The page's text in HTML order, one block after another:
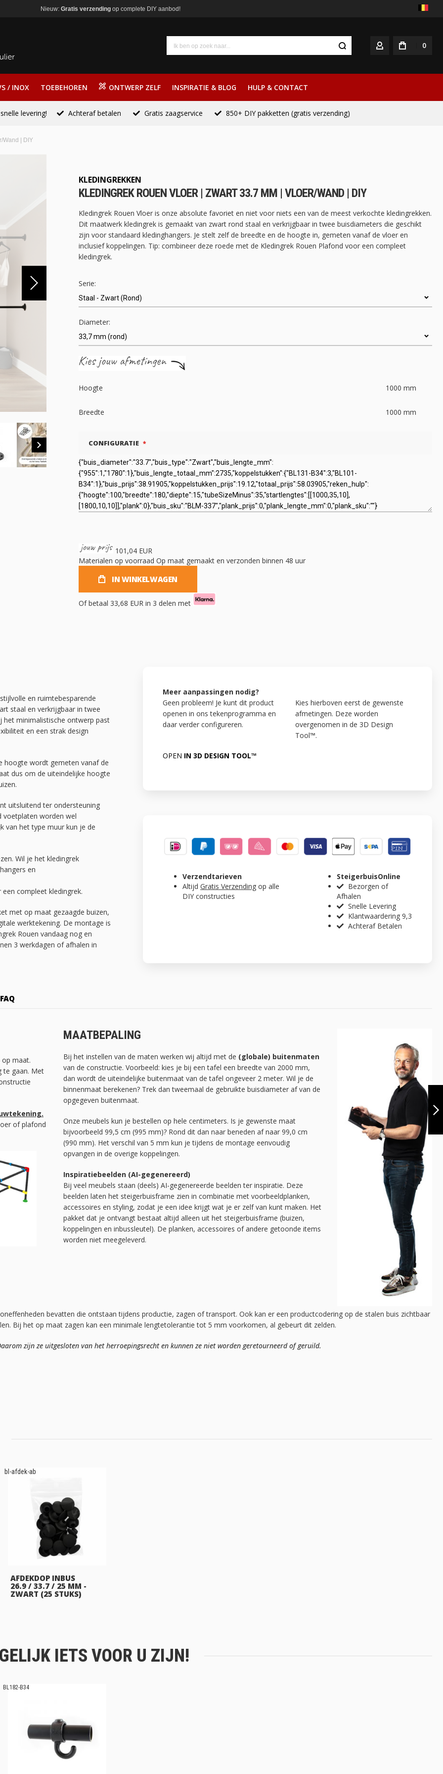
Nieuw: Gratis verzendingop complete DIY aanbod!
ACCOUNT 0
/ INOX TOEBEHOREN ONTWERP ZELF INSPIRATIE & BLOG HULP & CONTACT
levering! Achteraf betalen Gratis zaagservice 850+ DIY pakketten (gratis verzending)
Wand | DIY
KLEDINGREK
ROUEN VLOER
DUO |
ALUMINIUM
ZWART 33.7 MM |
VLOER/WAND |
DIY
VOLGENDE
KLEDINGREKKEN
KLEDINGREK ROUEN VLOER | ZWART 33.7 MM | VLOER/WAND | DIY
Kledingrek Rouen Vloer is onze absolute favoriet en niet voor niets een van de meest verkochte kledingrekken.
Dit maatwerk kledingrek is gemaakt van zwart rond staal en verkrijgbaar in twee buisdiameters die geschikt
zijn voor standaard kledinghangers. Je stelt zelf de breedte en de hoogte in, gemeten vanaf de vloer en
inclusief koppelingen. Tip: combineer deze roede met de Kledingrek Rouen Plafond voor een compleet
kledingrek.
Serie:
Diameter:
Hoogte 1000 mm
Breedte 1000 mm
CONFIGURATIE
101,04 EUR
Materialen op voorraad Op maat gemaakt en verzonden binnen 48 uur
IN WINKELWAGEN
Of betaal 33,68 EUR in 3 delen met
en ruimtebesparende
staal en verkrijgbaar in twee
het minimalistische ontwerp past
en een strak design
hoogte wordt gemeten vanaf de
dus om de uiteindelijke hoogte
uitsluitend ter ondersteuning
voetplaten worden wel
van het type muur kun je de
Wil je het kledingrek
en
compleet kledingrek.
met op maat gezaagde buizen,
werktekening. De montage is
Rouen vandaag nog en
3 werkdagen of afhalen in
Meer aanpassingen nodig?
Geen probleem! Je kunt dit product
openen in ons tekenprogramma en
daar verder configureren.
Kies hierboven eerst de gewenste
afmetingen. Deze worden
overgenomen in de 3D Design
Tool™.
OPEN IN 3D DESIGN TOOL™
Verzendtarieven
Altijd Gratis Verzending op alle
DIY constructies
SteigerbuisOnline
Bezorgen of
Afhalen
Snelle Levering
Klantwaardering 9,3
Achteraf Betalen
op maat.
te gaan. Met
of plafond
MAATBEPALING
Bij het instellen van de maten werken wij altijd met de (globale) buitenmaten
van de constructie. Voorbeeld: kies je bij een tafel een breedte van 2000 mm,
dan wordt de uiteindelijke buitenmaat van de tafel ongeveer 2 meter. Wil je de
binnenmaat berekenen? Trek dan tweemaal de gebruikte buisdiameter af van de
opgegeven buitenmaat.
Onze meubels kun je bestellen op hele centimeters. Is je gewenste maat
bijvoorbeeld 99,5 cm (995 mm)? Rond dit dan naar beneden af naar 99,0 cm
(990 mm). Het verschil van 5 mm kun je tijdens de montage eenvoudig
opvangen in de overige koppelingen.
Inspiratiebeelden (AI-gegenereerd)
Bij veel meubels staan (deels) AI-gegenereerde beelden ter inspiratie. Deze
beelden laten het steigerbuisframe zien in combinatie met voorbeeldplanken,
accessoires en styling, zodat je een idee krijgt wat je er zelf van kunt maken. Het
pakket dat je ontvangt bestaat altijd alleen uit het steigerbuisframe (buizen,
koppelingen en inbussleutel). De planken, accessoires of andere getoonde items
worden niet meegeleverd.
bevatten die ontstaan tijdens productie, zagen of transport. Ook kan er een productcodering op de stalen buis zichtbaar
Bij het op maat zagen kan een minimale lengtetolerantie tot 5 mm voorkomen, al gebeurt dit zelden.
zijn ze uitgesloten van het herroepingsrecht en kunnen ze niet worden geretourneerd of geruild.
FAQ
bl-afdek-ab
AFDEKDOP INBUS
26.9 / 33.7 / 25 MM -
ZWART (25 STUKS)
IETS VOOR U ZIJN!
BL182-B34